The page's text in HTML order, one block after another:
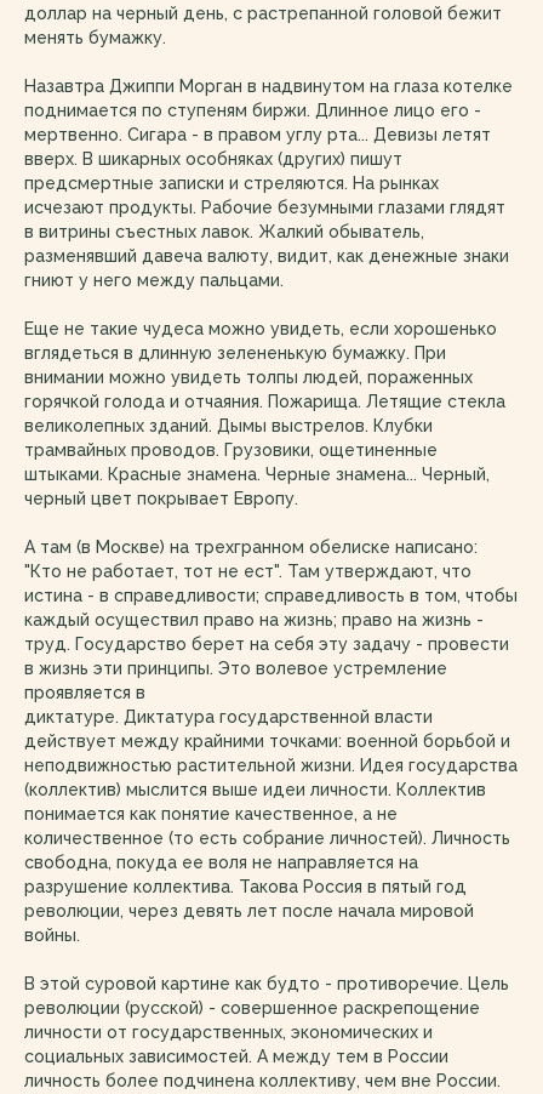
доллар на черный день, с растрепанной головой бежит
менять бумажку.
Назавтра Джиппи Морган в надвинутом на глаза котелке
поднимается по ступеням биржи. Длинное лицо его -
мертвенно. Сигара - в правом углу рта... Девизы летят
вверх. В шикарных особняках (других) пишут
предсмертные записки и стреляются. На рынках
исчезают продукты. Рабочие безумными глазами глядят
в витрины съестных лавок. Жалкий обыватель,
разменявший давеча валюту, видит, как денежные знаки
гниют у него между пальцами.
Еще не такие чудеса можно увидеть, если хорошенько
вглядеться в длинную зелененькую бумажку. При
внимании можно увидеть толпы людей, пораженных
горячкой голода и отчаяния. Пожарища. Летящие стекла
великолепных зданий. Дымы выстрелов. Клубки
трамвайных проводов. Грузовики, ощетиненные
штыками. Красные знамена. Черные знамена... Черный,
черный цвет покрывает Европу.
А там (в Москве) на трехгранном обелиске написано:
"Кто не работает, тот не ест". Там утверждают, что
истина - в справедливости; справедливость в том, чтобы
каждый осуществил право на жизнь; право на жизнь -
труд. Государство берет на себя эту задачу - провести
в жизнь эти принципы. Это волевое устремление
проявляется в
диктатуре. Диктатура государственной власти
действует между крайними точками: военной борьбой и
неподвижностью растительной жизни. Идея государства
(коллектив) мыслится выше идеи личности. Коллектив
понимается как понятие качественное, а не
количественное (то есть собрание личностей). Личность
свободна, покуда ее воля не направляется на
разрушение коллектива. Такова Россия в пятый год
революции, через девять лет после начала мировой
войны.
В этой суровой картине как будто - противоречие. Цель
революции (русской) - совершенное раскрепощение
личности от государственных, экономических и
социальных зависимостей. А между тем в России
личность более подчинена коллективу, чем вне России.